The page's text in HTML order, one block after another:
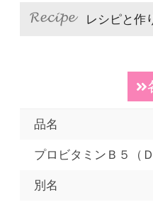
レシピと作
品名
プロビタミンＢ５（
別名